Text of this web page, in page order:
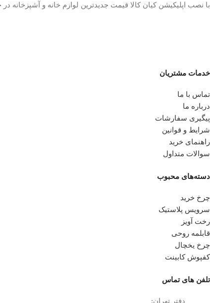
با نصب اپلیکیشن کیان کالا قیمت جدیدترین لوازم خانه و
خدمات مشتریان
تماس با ما
درباره ما
پیگیری سفارشات
شرایط و قوانین
راهنمای خرید
سوالات متداول
دسته‌های محبوب
چرخ خرید
سرویس پلاستیک
رخت آویز
قابلمه روحی
چرخ یخچال
کفپوش کابینت
تلفن ‌های تماس
دفتر تهران: